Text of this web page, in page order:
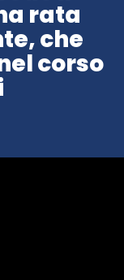
rata
che
corso